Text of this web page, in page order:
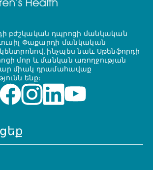
բժշկական դպրոցի մանկական
Փաքարդի մանկական
ինչպես նաև Սթենֆորդի
մոր և մանկան առողջության
միակ դրամահավաք
ենք։